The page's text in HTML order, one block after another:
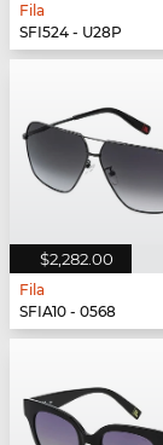
Fila
SFI524 - U28P
$2,282.00
Fila
SFIA10 - 0568